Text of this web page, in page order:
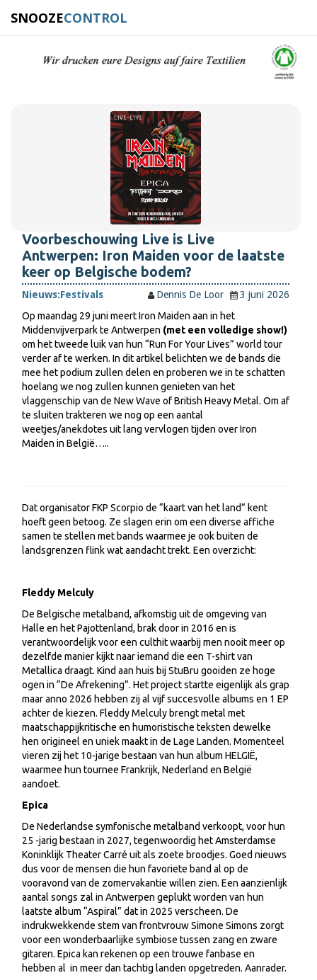
SNOOZECONTROL
Voorbeschouwing Live is Live
Antwerpen: Iron Maiden voor de laatste
keer op Belgische bodem?
Nieuws:Festivals Dennis De Loor
3 juni 2026
Op maandag 29 juni meert Iron Maiden aan in het
Middenvijverpark te Antwerpen (met een volledige show!)
om het tweede luik van hun “Run For Your Lives” world tour
verder af te werken. In dit artikel belichten we de bands die
mee het podium zullen delen en proberen we in te schatten
hoelang we nog zullen kunnen genieten van het
vlaggenschip van de New Wave of British Heavy Metal. Om af
te sluiten trakteren we nog op een aantal
weetjes/anekdotes uit lang vervlogen tijden over Iron
Maiden in België…..
Dat organisator FKP Scorpio de “kaart van het land” kent
hoeft geen betoog. Ze slagen erin om een diverse affiche
samen te stellen met bands waarmee je ook buiten de
landsgrenzen flink wat aandacht trekt. Een overzicht:
Fleddy Melculy
De Belgische metalband, afkomstig uit de omgeving van
Halle en het Pajottenland, brak door in 2016 en is
verantwoordelijk voor een culthit waarbij men nooit meer op
dezelfde manier kijkt naar iemand die een T-shirt van
Metallica draagt. Kind aan huis bij StuBru gooiden ze hoge
ogen in “De Afrekening”. Het project startte eigenlijk als grap
maar anno 2026 hebben zij al vijf succesvolle albums en 1 EP
achter de kiezen. Fleddy Melculy brengt metal met
maatschappijkritische en humoristische teksten dewelke
hen origineel en uniek maakt in de Lage Landen. Momenteel
vieren zij het 10-jarige bestaan van hun album HELGIË,
waarmee hun tournee Frankrijk, Nederland en België
aandoet.
Epica
De Nederlandse symfonische metalband verkoopt, voor hun
25 -jarig bestaan in 2027, tegenwoordig het Amsterdamse
Koninklijk Theater Carré uit als zoete broodjes. Goed nieuws
dus voor de mensen die hun favoriete band al op de
vooravond van de zomervakantie willen zien. Een aanzienlijk
aantal songs zal in Antwerpen geplukt worden van hun
laatste album “Aspiral” dat in 2025 verscheen. De
indrukwekkende stem van frontvrouw Simone Simons zorgt
voor een wonderbaarlijke symbiose tussen zang en zware
gitaren. Epica kan rekenen op een trouwe fanbase en
hebben al in meer dan tachtig landen opgetreden. Aanrader.